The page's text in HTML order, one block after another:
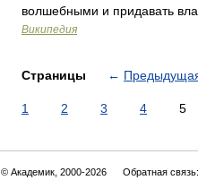
волшебными и придавать
Википедия
Страницы ←
1 2 3 4 5
© Академик, 2000-2026 Обратная связь: